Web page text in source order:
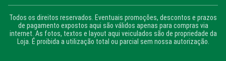
Todos os direitos reservados. Eventuais promoções, descontos e prazos
de pagamento expostos aqui são válidos apenas para compras via
internet. As fotos, textos e layout aqui veiculados são de propriedade da
Loja. É proibida a utilização total ou parcial sem nossa autorização.